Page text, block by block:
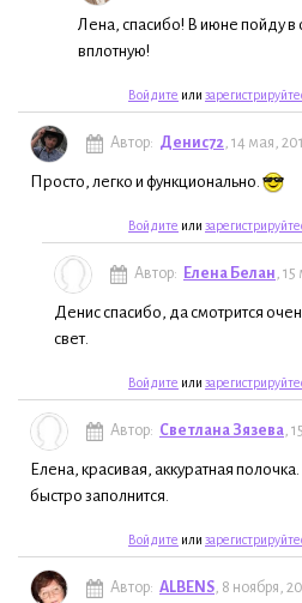
Лена, спасибо! В июне пойду в
вплотную!
Войдите или
Автор: Денис72, 14 мая,
Просто, легко и функционально.
Войдите или
Автор: Елена Белан, 15
Денис спасибо, да смотрится
свет.
Войдите или
Автор: Светлана Зязева,
Елена, красивая, аккуратная
быстро заполнится.
Войдите или
Автор: ALBENS, 8 ноября,